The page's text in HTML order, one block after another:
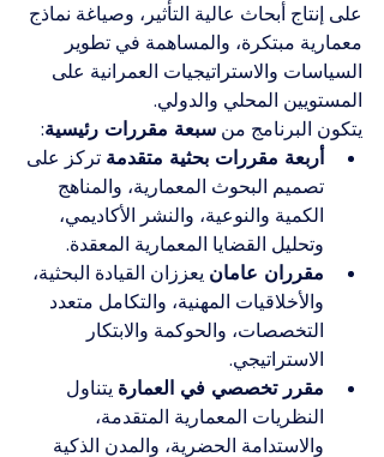
على إنتاج أبحاث عالية التأثير، وصياغة نماذج
معمارية مبتكرة، والمساهمة في تطوير
السياسات والاستراتيجيات العمرانية على
المستويين المحلي والدولي.
يتكون البرنامج من سبعة مقررات رئيسية:
أربعة مقررات بحثية متقدمة تركز على
تصميم البحوث المعمارية، والمناهج
الكمية والنوعية، والنشر الأكاديمي،
وتحليل القضايا المعمارية المعقدة.
مقرران عامان يعززان القيادة البحثية،
والأخلاقيات المهنية، والتكامل متعدد
التخصصات، والحوكمة والابتكار
الاستراتيجي.
مقرر تخصصي في العمارة يتناول
النظريات المعمارية المتقدمة،
والاستدامة الحضرية، والمدن الذكية